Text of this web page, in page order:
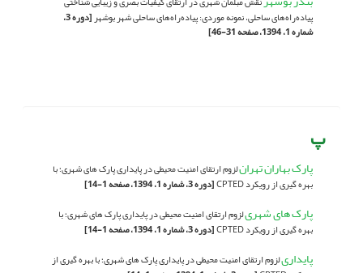
پیاده‌راه‌های ساحلی، نمونه موردی: پیاده‌راه‌های ساحلی شهر بوشهر
[دوره 3،
شماره 1، 1394، صفحه 31-46]
پ
پارک بهاران تهرانلزوم ارتقای امنیت محیطی در پایداری پارک های شهری؛ با
بهره گیری از رویکرد CPTED
[دوره 3، شماره 1، 1394، صفحه 1-14]
پارک های شهریلزوم ارتقای امنیت محیطی در پایداری پارک های شهری؛ با
بهره گیری از رویکرد CPTED
[دوره 3، شماره 1، 1394، صفحه 1-14]
پایداریلزوم ارتقای امنیت محیطی در پایداری پارک های شهری؛ با بهره گیری از